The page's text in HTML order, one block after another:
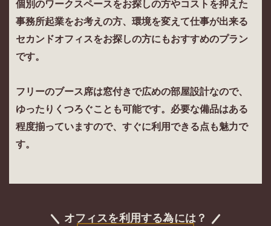
個別のワークスペースをお探しの方やコストを抑えた
事務所起業をお考えの方、環境を変えて仕事が出来る
セカンドオフィスをお探しの方にもおすすめのプラン
です。
フリーのブース席は窓付きで広めの部屋設計なので、
ゆったりくつろぐことも可能です。必要な備品はある
程度揃っていますので、すぐに利用できる点も魅力で
す。
オフィスを利用する為には？